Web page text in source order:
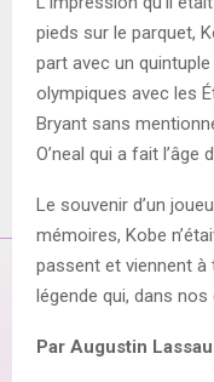
pieds sur le parquet,
part avec un
olympiques avec les
Bryant sans
O’neal qui a fait l’âge
Le souvenir d’un
mémoires, Kobe
passent et viennent à
légende qui, dans
Par Augustin